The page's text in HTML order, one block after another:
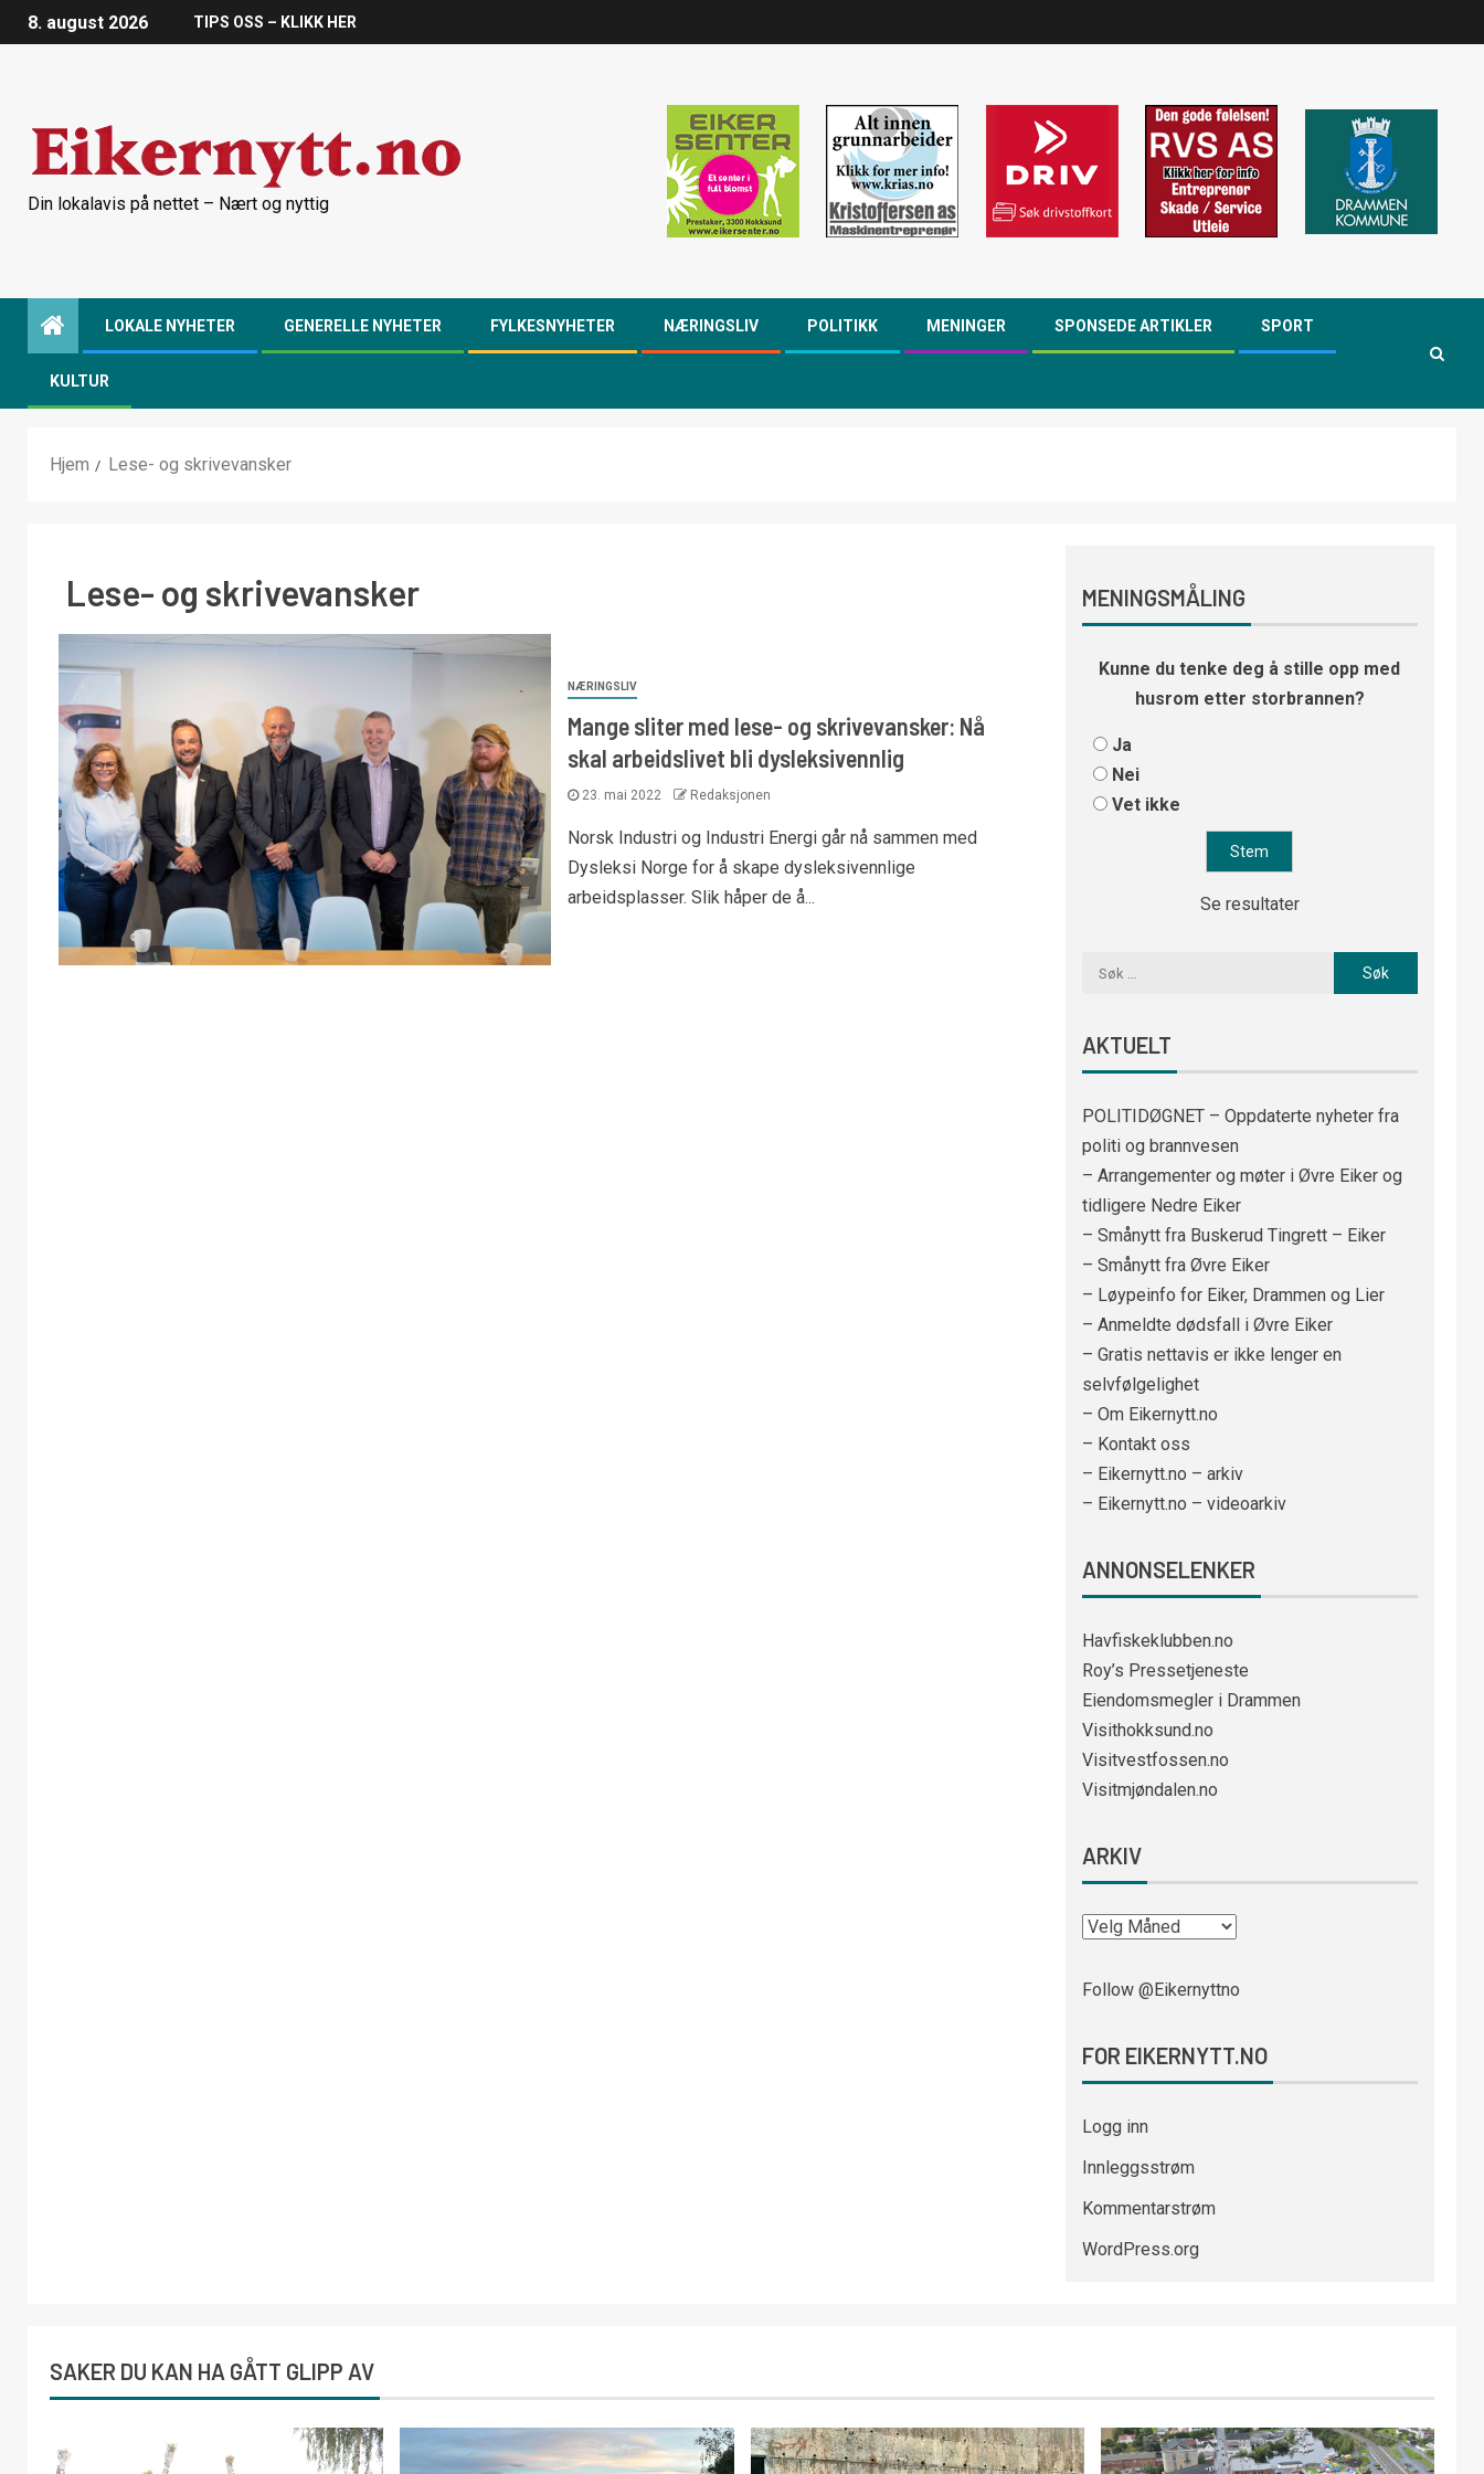
8. august 2026 TIPS OSS – KLIKK HER
Din lokalavis på nettet – Nært og nyttig
LOKALE NYHETER GENERELLE NYHETER FYLKESNYHETER NÆRINGSLIV POLITIKK MENINGER SPONSEDE ARTIKLER SPORT
KULTUR
Hjem Lese- og skrivevansker
Lese- og skrivevansker
NÆRINGSLIV
Mange sliter med lese- og skrivevansker: Nå
skal arbeidslivet bli dysleksivennlig
23. mai 2022 Redaksjonen
Norsk Industri og Industri Energi går nå sammen med
Dysleksi Norge for å skape dysleksivennlige
arbeidsplasser. Slik håper de å...
MENINGSMÅLING
Kunne du tenke deg å stille opp med
husrom etter storbrannen?
Ja
Nei
Vet ikke
Se resultater
AKTUELT
POLITIDØGNET – Oppdaterte nyheter fra
politi og brannvesen
– Arrangementer og møter i Øvre Eiker og
tidligere Nedre Eiker
– Smånytt fra Buskerud Tingrett – Eiker
– Smånytt fra Øvre Eiker
– Løypeinfo for Eiker, Drammen og Lier
– Anmeldte dødsfall i Øvre Eiker
– Gratis nettavis er ikke lenger en
selvfølgelighet
– Om Eikernytt.no
– Kontakt oss
– Eikernytt.no – arkiv
– Eikernytt.no – videoarkiv
ANNONSELENKER
Havfiskeklubben.no
Roy’s Pressetjeneste
Eiendomsmegler i Drammen
Visithokksund.no
Visitvestfossen.no
Visitmjøndalen.no
ARKIV
Follow @Eikernyttno
FOR EIKERNYTT.NO
Logg inn
Innleggsstrøm
Kommentarstrøm
WordPress.org
SAKER DU KAN HA GÅTT GLIPP AV